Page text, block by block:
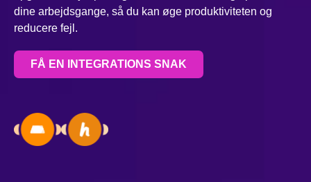
dine arbejdsgange, så du kan øge produktiviteten og
reducere fejl.
FÅ EN INTEGRATIONS SNAK